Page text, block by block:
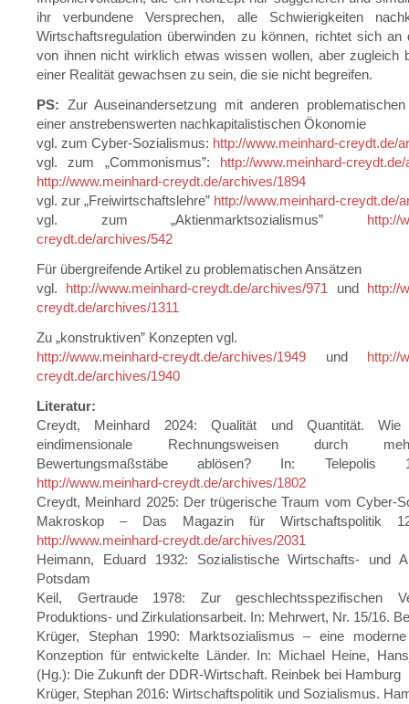
ihr verbundene Versprechen, alle Schwierigkeiten
Wirtschaftsregulation überwinden zu können, richtet sich an
von ihnen nicht wirklich etwas wissen wollen, aber zugleich
einer Realität gewachsen zu sein, die sie nicht begreifen.
PS: Zur Auseinandersetzung mit anderen problematischen
einer anstrebenswerten nachkapitalistischen Ökonomie
vgl. zum Cyber-Sozialismus: http://www.meinhard-creydt.de/
vgl. zum „Commonismus”: http://www.meinhard-
http://www.meinhard-creydt.de/archives/1894
vgl. zur „Freiwirtschaftslehre” http://www.meinhard-creydt.de/
vgl. zum „Aktienmarktsozialismus” http://
creydt.de/archives/542
Für übergreifende Artikel zu problematischen Ansätzen
vgl. http://www.meinhard-creydt.de/archives/971 und http://
creydt.de/archives/1311
Zu „konstruktiven” Konzepten vgl.
http://www.meinhard-creydt.de/archives/1949 und http://
creydt.de/archives/1940
Literatur:
Creydt, Meinhard 2024: Qualität und Quantität.
eindimensionale Rechnungsweisen durch
Bewertungsmaßstäbe ablösen? In: Telepolis
http://www.meinhard-creydt.de/archives/1802
Creydt, Meinhard 2025: Der trügerische Traum vom Cyber-
Makroskop – Das Magazin für Wirtschaftspolitik
http://www.meinhard-creydt.de/archives/2031
Heimann, Eduard 1932: Sozialistische Wirtschafts- und
Potsdam
Keil, Gertraude 1978: Zur geschlechtsspezifischen
Produktions- und Zirkulationsarbeit. In: Mehrwert, Nr. 15/16.
Krüger, Stephan 1990: Marktsozialismus – eine
Konzeption für entwickelte Länder. In: Michael Heine,
(Hg.): Die Zukunft der DDR-Wirtschaft. Reinbek bei Hamburg
Krüger, Stephan 2016: Wirtschaftspolitik und Sozialismus.